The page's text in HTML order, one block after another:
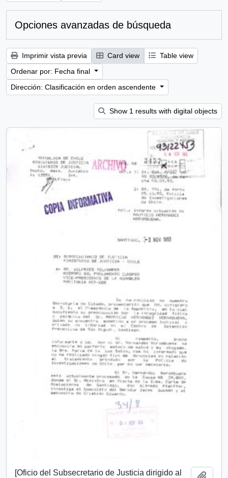
Opciones avanzadas de búsqueda
Imprimir vista previa Card view
Table view
Ordenar por: Fecha final
Dirección: Clasificación en orden ascendente
Show 1 results with digital objects
[Oficio del Subsecretario de Justicia dirigido al